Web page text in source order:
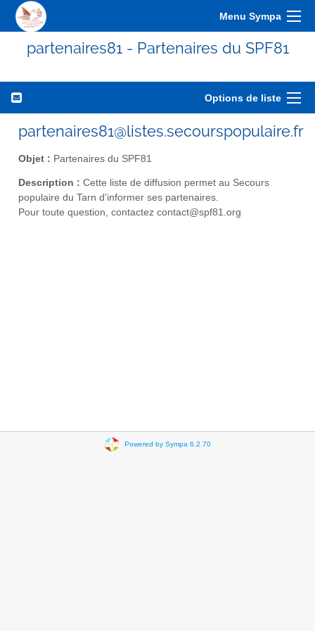
Menu Sympa
partenaires81 - Partenaires du SPF81
Options de liste
partenaires81@listes.secourspopulaire.fr
Objet : Partenaires du SPF81
Description : Cette liste de diffusion permet au Secours
populaire du Tarn d'informer ses partenaires.
Pour toute question, contactez contact@spf81.org
Powered by Sympa 6.2.70